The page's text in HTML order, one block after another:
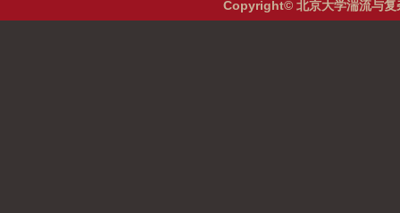
Copyright© 北京大学湍流与